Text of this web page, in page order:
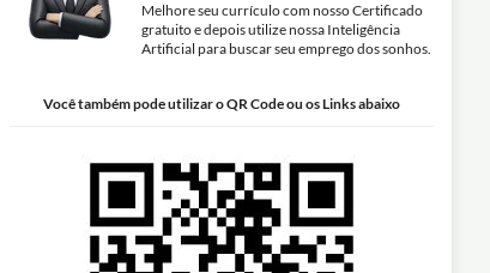
Melhore seu currículo com nosso Certificado
gratuito e depois utilize nossa Inteligência
Artificial para buscar seu emprego dos sonhos.
Você também pode utilizar o QR Code ou os Links abaixo